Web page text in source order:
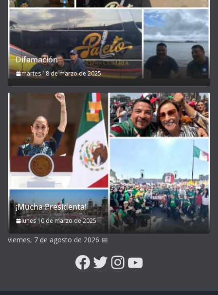
Difamación
martes 18 de marzo de 2025
¡Mucha Presidenta!
lunes 10 de marzo de 2025
viernes, 7 de agosto de 2026 📅
Facebook
Twitter
Instagram
YouTube